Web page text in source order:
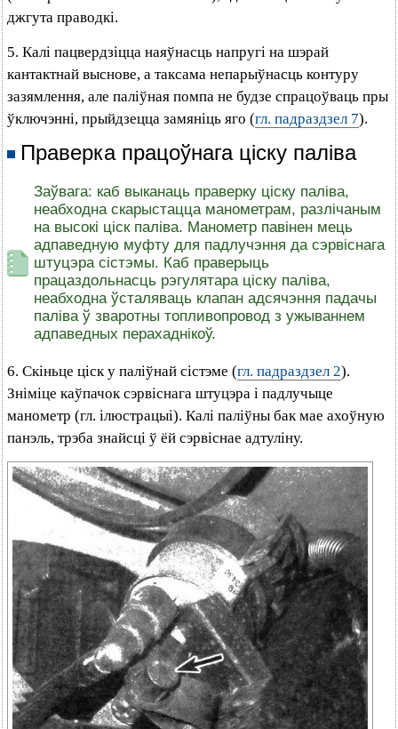
джгута праводкі.
5. Калі пацвердзіцца наяўнасць напругі на шэрай
кантактнай выснове, а таксама непарыўнасць контуру
зазямлення, але паліўная помпа не будзе спрацоўваць пры
ўключэнні, прыйдзецца замяніць яго (гл. падраздзел 7).
Праверка працоўнага ціску паліва
Заўвага: каб выканаць праверку ціску паліва,
неабходна скарыстацца манометрам, разлічаным
на высокі ціск паліва. Манометр павінен мець
адпаведную муфту для падлучэння да сэрвіснага
штуцэра сістэмы. Каб праверыць
працаздольнасць рэгулятара ціску паліва,
неабходна ўсталяваць клапан адсячэння падачы
паліва ў зваротны топливопровод з ужываннем
адпаведных перахаднікоў.
6. Скіньце ціск у паліўнай сістэме (гл. падраздзел 2).
Зніміце каўпачок сэрвіснага штуцэра і падлучыце
манометр (гл. ілюстрацыі). Калі паліўны бак мае ахоўную
панэль, трэба знайсці ў ёй сэрвіснае адтуліну.